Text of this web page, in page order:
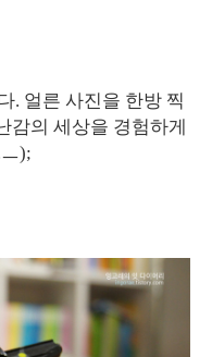
. 얼른 사진을 한방 찍
감의 세상을 경험하게
);